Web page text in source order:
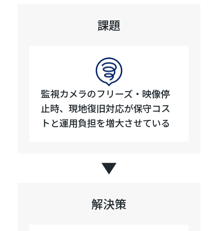
課題
監視カメラのフリーズ・映像停
止時、現地復旧対応が保守コス
トと運用負担を増大させている
解決策